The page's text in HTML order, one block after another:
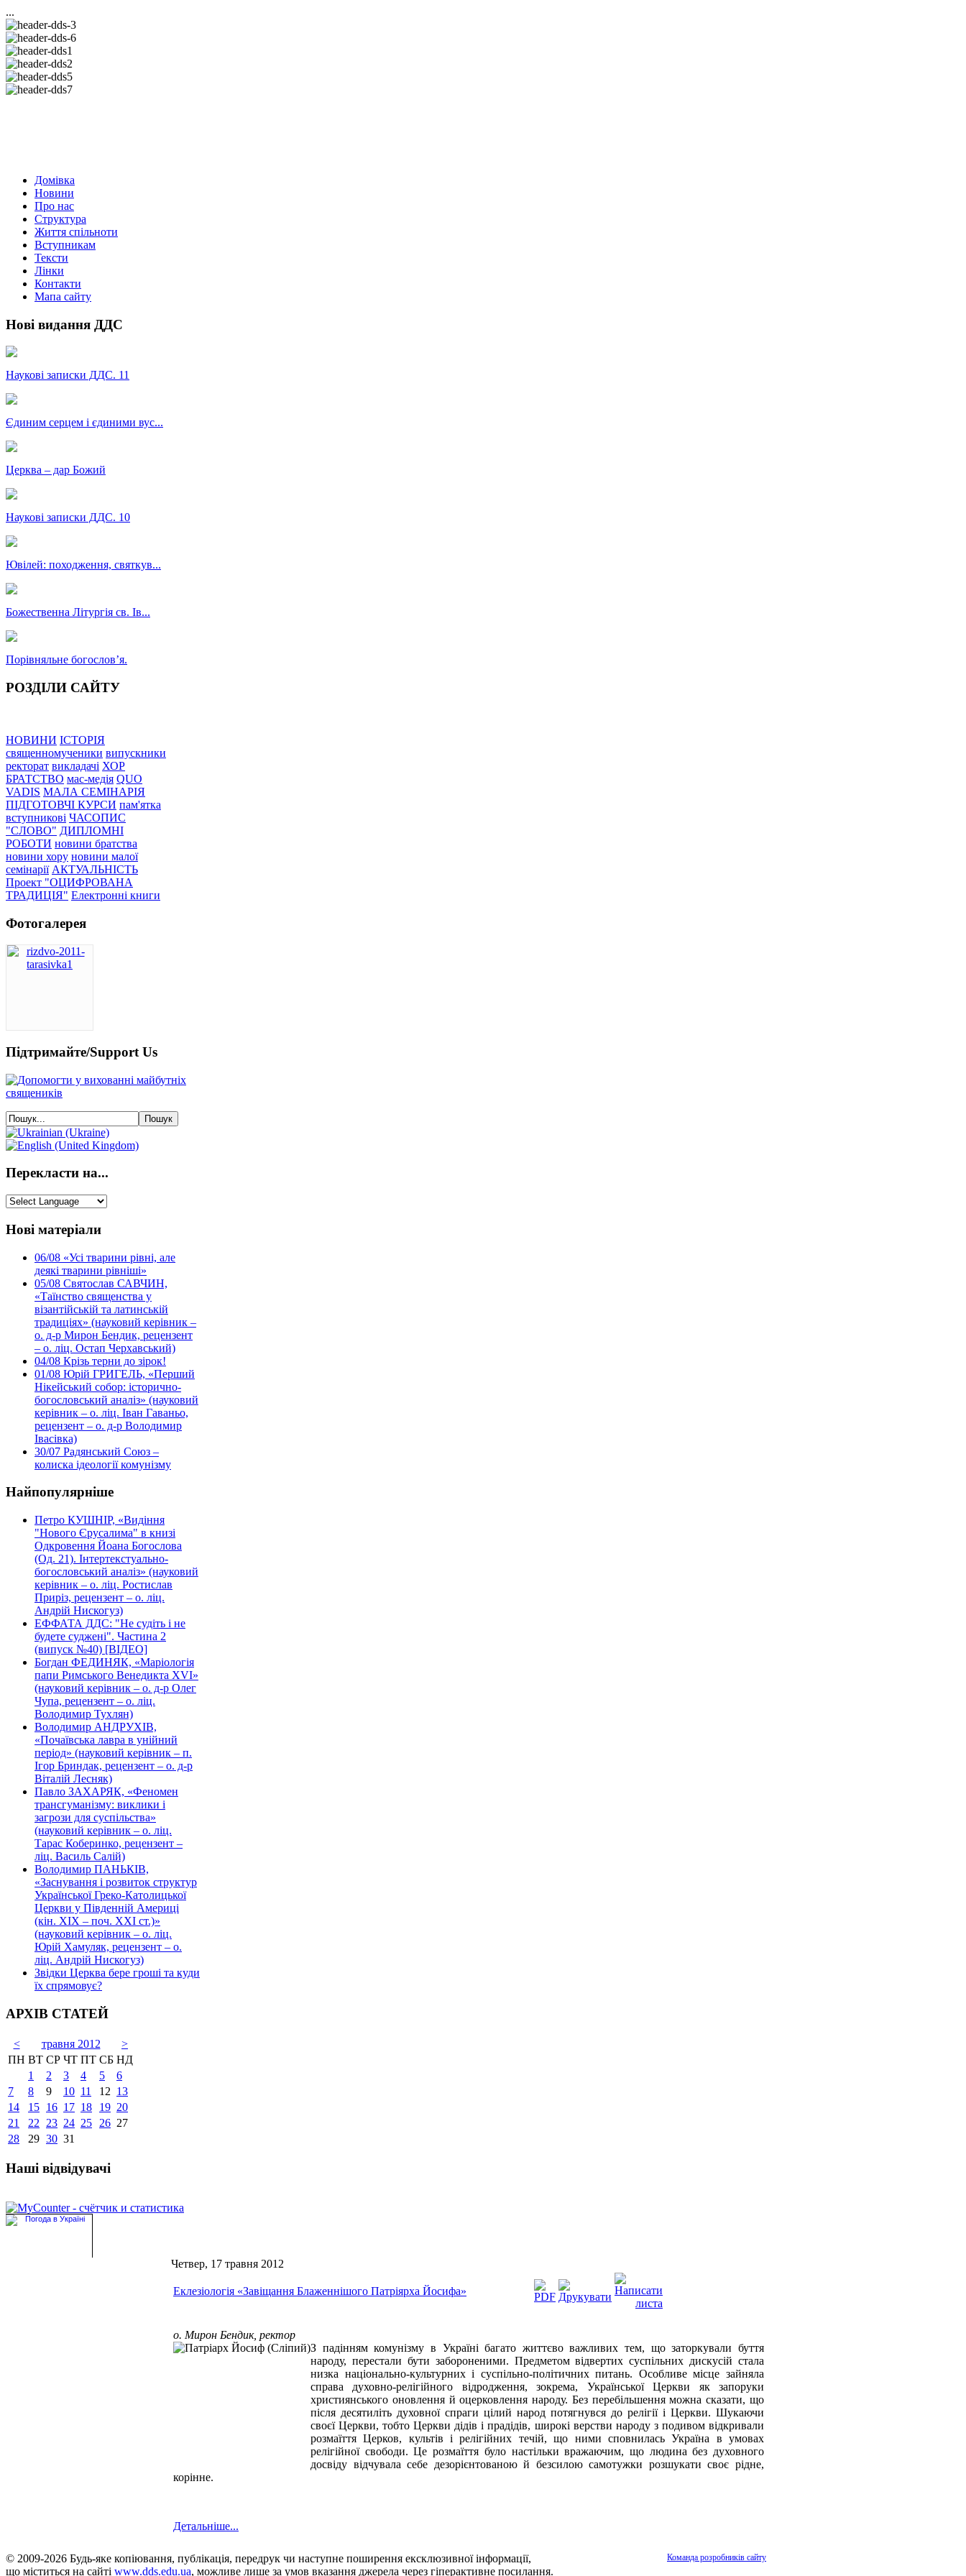
...
Домівка
Новини
Про нас
Структура
Життя спільноти
Вступникам
Тексти
Лінки
Контакти
Мапа сайту
Нові видання ДДС
Наукові записки ДДС. 11
Єдиним серцем і єдиними вус...
Церква – дар Божий
Наукові записки ДДС. 10
Ювілей: походження, святкув...
Божественна Літургія св. Ів...
Порівняльне богословʼя.
РОЗДІЛИ САЙТУ
НОВИНИ ІСТОРІЯ
священномученики випускники
ректорат викладачі ХОР
БРАТСТВО мас-медія QUO
VADIS МАЛА СЕМІНАРІЯ
ПІДГОТОВЧІ КУРСИ пам'ятка
вступникові ЧАСОПИС
"СЛОВО" ДИПЛОМНІ
РОБОТИ новини братства
новини хору новини малої
семінарії АКТУАЛЬНІСТЬ
Проект "ОЦИФРОВАНА
ТРАДИЦІЯ" Електронні книги
Фотогалерея
Підтримайте/Support Us
Перекласти на...
Нові матеріали
06/08 «Усі тварини рівні, але
деякі тварини рівніші»
05/08 Святослав САВЧИН,
«Таїнство священства у
візантійській та латинській
традиціях» (науковий керівник –
о. д-р Мирон Бендик, рецензент
– о. ліц. Остап Черхавський)
04/08 Крізь терни до зірок!
01/08 Юрій ГРИГЕЛЬ, «Перший
Нікейський собор: історично-
богословський аналіз» (науковий
керівник – о. ліц. Іван Гаваньо,
рецензент – о. д-р Володимир
Івасівка)
30/07 Радянський Союз –
колиска ідеології комунізму
Найпопулярніше
Петро КУШНІР, «Видіння
"Нового Єрусалима" в книзі
Одкровення Йоана Богослова
(Од. 21). Інтертекстуально-
богословський аналіз» (науковий
керівник – о. ліц. Ростислав
Приріз, рецензент – о. ліц.
Андрій Нискогуз)
ЕФФАТА ДДС: "Не судіть і не
будете суджені". Частина 2
(випуск №40) [ВІДЕО]
Богдан ФЕДИНЯК, «Маріологія
папи Римського Венедикта XVI»
(науковий керівник – о. д-р Олег
Чупа, рецензент – о. ліц.
Володимир Тухлян)
Володимир АНДРУХІВ,
«Почаївська лавра в унійний
період» (науковий керівник – п.
Ігор Бриндак, рецензент – о. д-р
Віталій Лесняк)
Павло ЗАХАРЯК, «Феномен
трансгуманізму: виклики і
загрози для суспільства»
(науковий керівник – о. ліц.
Тарас Коберинко, рецензент –
ліц. Василь Салій)
Володимир ПАНЬКІВ,
«Заснування і розвиток структур
Української Греко-Католицької
Церкви у Південній Америці
(кін. ХІХ – поч. ХХІ ст.)»
(науковий керівник – о. ліц.
Юрій Хамуляк, рецензент – о.
ліц. Андрій Нискогуз)
Звідки Церква бере гроші та куди
їх спрямовує?
АРХІВ СТАТЕЙ
< травня 2012
>
ПН ВТ СР ЧТ ПТ СБ НД
1
2 3 4 5
6
7
8 9 10 11 12 13
14
15 16 17 18 19 20
21
22 23 24 25 26 27
28
29 30 31
Наші відвідувачі
Четвер, 17 травня 2012
Еклезіологія «Завіщання Блаженнішого Патріярха Йосифа»
о. Мирон Бендик, ректор
З падінням комунізму в Україні багато життєво важливих тем, що заторкували буття
народу, перестали бути забороненими. Предметом відвертих суспільних дискусій стала
низка національно-культурних і суспільно-політичних питань. Особливе місце зайняла
справа духовно-релігійного відродження, зокрема, Української Церкви як запоруки
християнського оновлення й оцерковлення народу. Без перебільшення можна сказати, що
після десятиліть духовної спраги цілий народ потягнувся до релігії і Церкви. Шукаючи
своєї Церкви, тобто Церкви дідів і прадідів, широкі верстви народу з подивом відкривали
розмаїття Церков, культів і релігійних течій, що ними сповнилась Україна в умовах
релігійної свободи. Це розмаїття було настільки вражаючим, що людина без духовного
досвіду відчувала себе дезорієнтованою й безсилою самотужки розшукати своє рідне,
корінне.
Детальніше...
Команда розробників сайту
© 2009-2026 Будь-яке копiювання, публiкацiя, передрук чи наступне поширення ексклюзивної iнформацiї,
що мiститься на сайті www.dds.edu.ua, можливе лише за умов вказання джерела через гіперактивне посилання.